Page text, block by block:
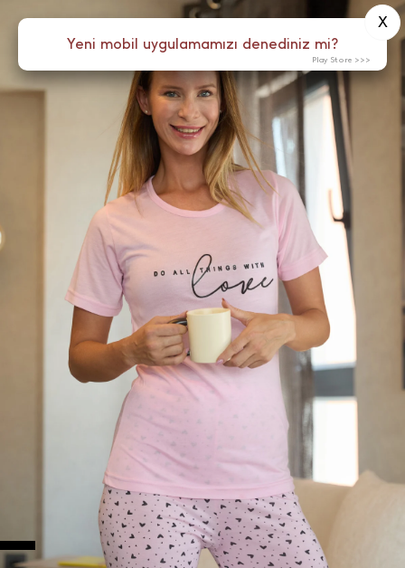
Menü
Yeni mobil uygulamamızı denediniz mi?
X
Play Store >>>